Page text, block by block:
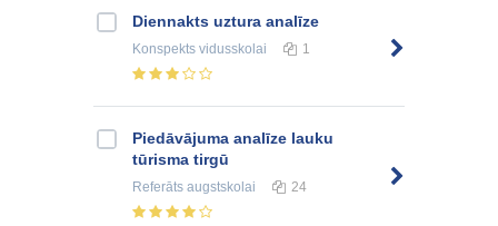
Diennakts uztura analīze
Konspekts vidusskolai 1
Piedāvājuma analīze lauku
tūrisma tirgū
Referāts augstskolai 24